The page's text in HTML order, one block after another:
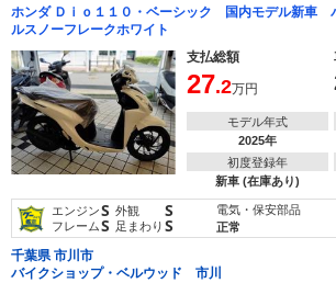
ホンダ Ｄｉｏ１１０・ベーシック 国内モデル新車
ルスノーフレークホワイト
支払総額
27.2万円
モデル年式
2025年
初度登録年
新車 (在庫あり)
エンジンS 外観 S
フレームS 足まわり S
電気・保安部品
正常
千葉県 市川市
バイクショップ・ベルウッド 市川